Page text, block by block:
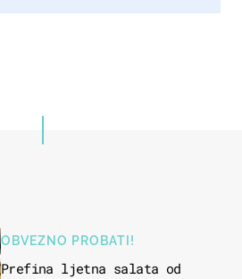
OBVEZNO PROBATI!
Prefina ljetna salata od